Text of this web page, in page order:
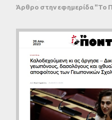
Άρθρο στην εφημερίδα "Το